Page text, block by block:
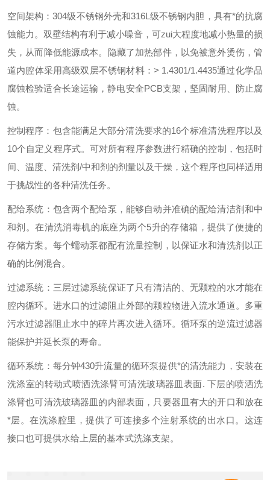
空间架构：304级不锈钢外壳和316L级不锈钢内胆，具有*的抗腐
蚀能力。双壁结构有利于减小噪音，可zui大程度地减小热量的损
失，从而降低能源成本。隐藏了加热部件，以免被意外烫伤，管
道内腔体采用高级双层不锈钢材料： > 1.4301/1.4435通过化学品
腐蚀检验适合长途运输，静电安全PCB支架，坚固耐用、防止腐
蚀。
控制程序：包含能满足大部分清洗要求的16个标准清洗程序以及
10个自定义程序式。可对所有程序参数进行精确的控制，包括时
间、温度、清洗剂/中和剂的剂量以及干燥，这个程序也同样适用
于挑战性的各种清洗任务。
配给系统：包含两个配给泵，能够自动并准确的配给清洁剂和中
和剂。在清洗消毒机的底座为两个5升的存储箱，提供了便捷的
存储方案。每个蠕动泵都配有流量控制，以保证水和清洗剂以正
确的比例混合。
过滤系统：三层过滤系统保证了只有清洁的、无颗粒的水才能在
腔内循环。进水口的过滤阻止外部的颗粒物进入流水通道。 多重
污水过滤器阻止水中的碎片再次进入循环。循环泵的逆流过滤器
能保护并延长泵的寿命。
循环系统：每分钟430升流量的循环泵提供*的清洗能力，安装在
洗涤室的转动式喷洒洗涤臂可清洗玻璃器皿表面. 下层的喷洒洗
涤臂也可清洗玻璃器皿的内部表面，只要器皿有大的开口和放在
*层。在洗涤腔里，提供了可连接多个注射系统的出水口。这连
接口也可提供水给上层的基本式洗涤支架。